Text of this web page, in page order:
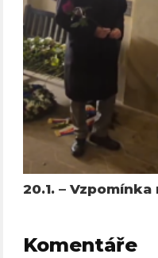
20.1. –
Komentáře